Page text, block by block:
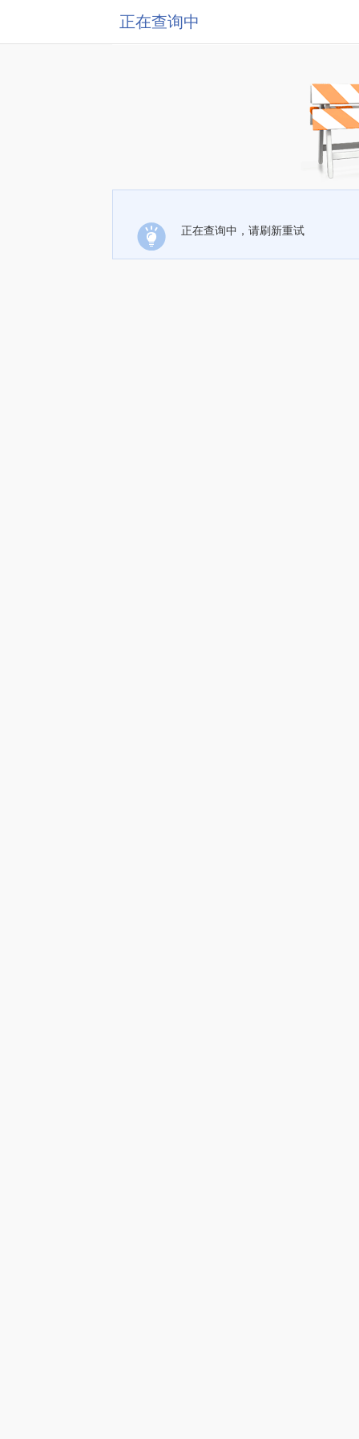
正在查询中
正在查询中，请刷新重试